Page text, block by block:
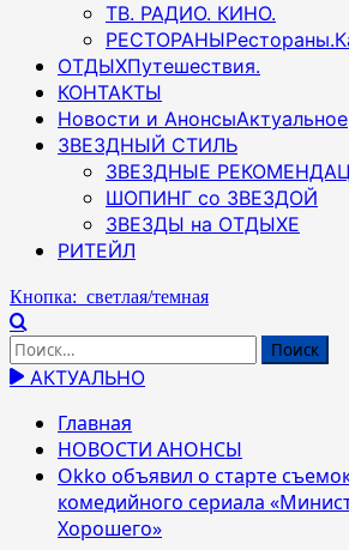
ТВ. РАДИО. КИНО.
РЕСТОРАНЫ
ОТДЫХПутешествия.
КОНТАКТЫ
Новости и АнонсыАктуальное
ЗВЕЗДНЫЙ СТИЛЬ
ЗВЕЗДНЫЕ
ШОПИНГ со ЗВЕЗДОЙ
ЗВЕЗДЫ на ОТДЫХЕ
РИТЕЙЛ
Кнопка: светлая/темная
Найти:
АКТУАЛЬНО
Главная
НОВОСТИ АНОНСЫ
Okko объявил о старте
комедийного сериала
Хорошего»